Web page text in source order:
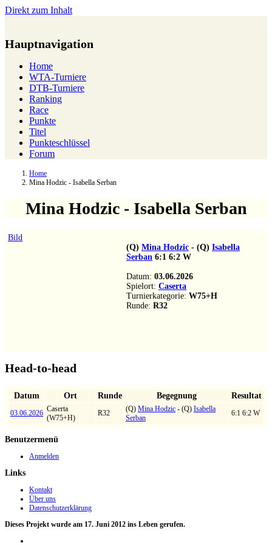
Direkt zum Inhalt
Hauptnavigation
Home
WTA-Turniere
DTB-Turniere
Ranking
Race
Punkte
Titel
Punkteschlüssel
Forum
Home
Mina Hodzic - Isabella Serban
Mina Hodzic - Isabella Serban
Bild
(Q) Mina Hodzic - (Q) Isabella
Serban 6:1 6:2 W
Datum: 03.06.2026
Spielort: Caserta
Turnierkategorie: W75+H
Runde: R32
Head-to-head
Datum Ort Runde Begegnung Resultat
03.06.2026 Caserta
(W75+H)
R32 (Q) Mina Hodzic - (Q) Isabella
Serban
6:1 6:2 W
Benutzermenü
Anmelden
Links
Kontakt
Über uns
Datenschutzerklärung
Dieses Projekt wurde am 17. Juni 2012 ins Leben gerufen.